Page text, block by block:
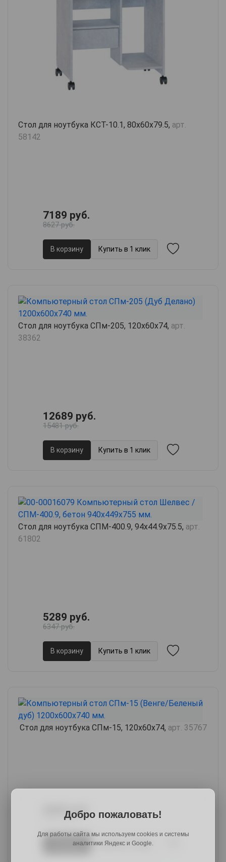
Стол для ноутбука КСТ-10.1, 80х60х79.5, арт.
58142
7189 руб.
8627 руб.
В корзину Купить в 1 клик
Стол для ноутбука СПм-205, 120х60х74, арт.
38362
12689 руб.
15481 руб.
В корзину Купить в 1 клик
Стол для ноутбука СПМ-400.9, 94х44.9х75.5, арт.
61802
5289 руб.
6347 руб.
В корзину Купить в 1 клик
Стол для ноутбука СПм-15, 120х60х74, арт. 35767
6689 руб.
8161 руб.
В корзину Купить в 1 клик
Добро пожаловать!
Для работы сайта мы используем cookies и системы
аналитики Яндекс и Google.